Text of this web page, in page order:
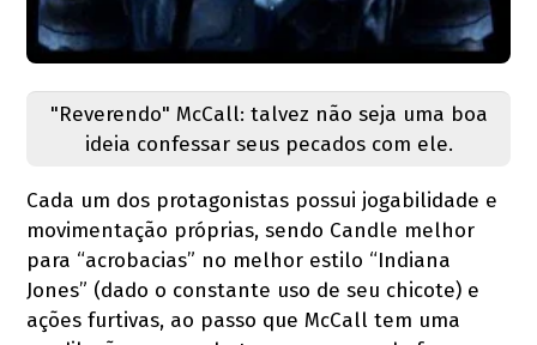
"Reverendo" McCall: talvez não seja uma boa
ideia confessar seus pecados com ele.
Cada um dos protagonistas possui jogabilidade e
movimentação próprias, sendo Candle melhor
para “acrobacias” no melhor estilo “Indiana
Jones” (dado o constante uso de seu chicote) e
ações furtivas, ao passo que McCall tem uma